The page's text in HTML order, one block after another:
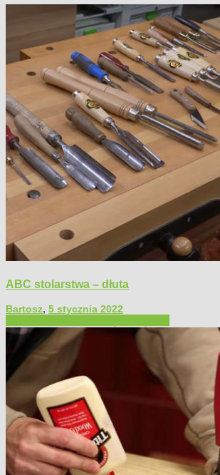
ABC stolarstwa – dłuta
Bartosz, 5 stycznia 2022